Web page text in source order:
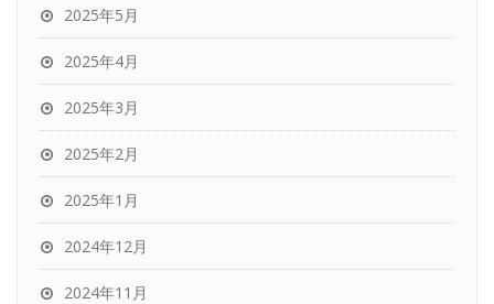
2025年5月
2025年4月
2025年3月
2025年2月
2025年1月
2024年12月
2024年11月